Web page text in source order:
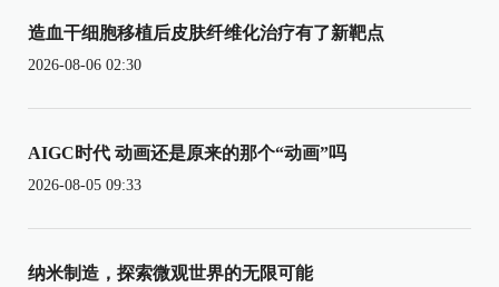
造血干细胞移植后皮肤纤维化治疗有了新靶点
2026-08-06 02:30
AIGC时代 动画还是原来的那个“动画”吗
2026-08-05 09:33
纳米制造，探索微观世界的无限可能